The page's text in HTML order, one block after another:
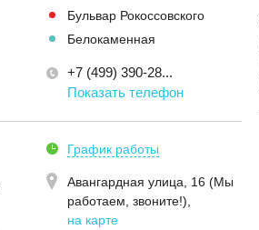
Бульвар Рокоссовского
Белокаменная
+7 (499) 390-28...
Показать телефон
График работы
Авангардная улица, 16 (Мы
работаем, звоните!)
на карте